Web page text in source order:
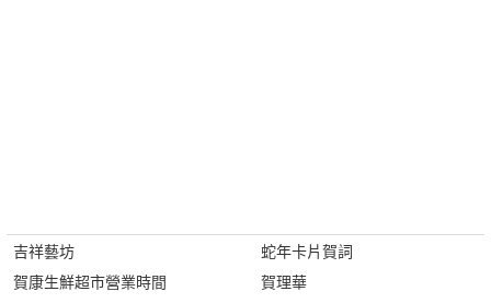
吉祥藝坊
賀康生鮮超市營業時間
蛇年卡片賀詞
賀理華